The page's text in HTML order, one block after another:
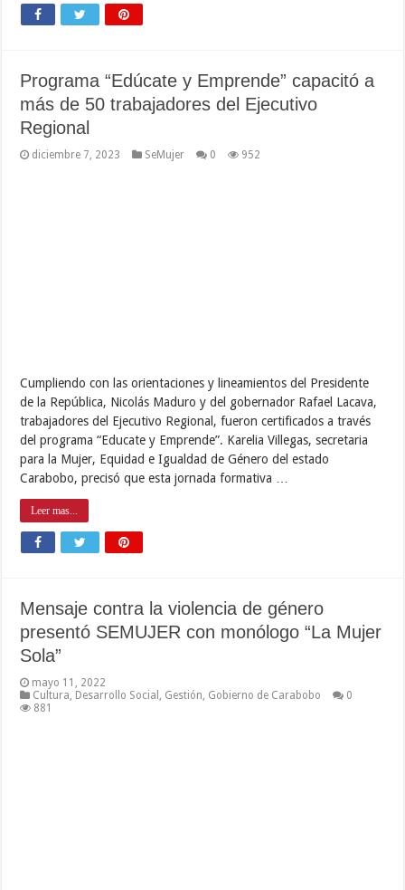
Programa “Edúcate y Emprende” capacitó a
más de 50 trabajadores del Ejecutivo
Regional
diciembre 7, 2023 SeMujer 0 952
Cumpliendo con las orientaciones y lineamientos del Presidente
de la República, Nicolás Maduro y del gobernador Rafael Lacava,
trabajadores del Ejecutivo Regional, fueron certificados a través
del programa “Educate y Emprende”. Karelia Villegas, secretaria
para la Mujer, Equidad e Igualdad de Género del estado
Carabobo, precisó que esta jornada formativa …
Leer mas...
Mensaje contra la violencia de género
presentó SEMUJER con monólogo “La Mujer
Sola”
mayo 11, 2022
Cultura, Desarrollo Social , Gestión, Gobierno de Carabobo
0
881